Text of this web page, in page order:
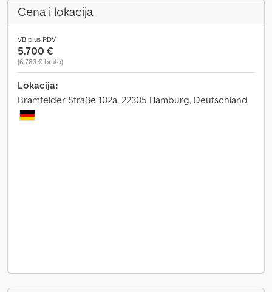
Cena i lokacija
VB plus PDV
5.700 €
(6.783 € bruto)
Lokacija:
Bramfelder Straße 102a, 22305 Hamburg, Deutschland